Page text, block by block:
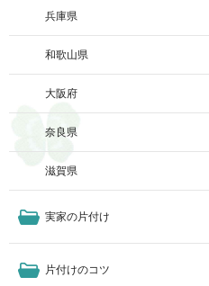
兵庫県
和歌山県
大阪府
奈良県
滋賀県
実家の片付け
片付けのコツ